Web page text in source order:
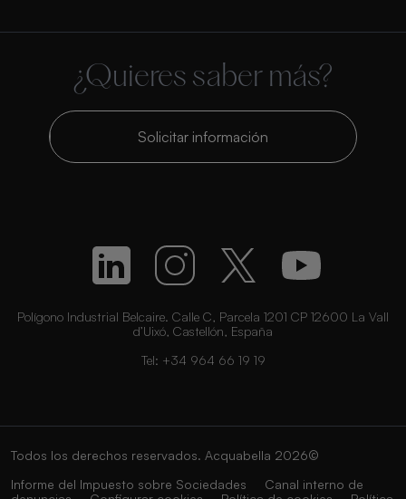
¿Quieres saber más?
Solicitar información
Polígono Industrial Belcaire. Calle C, Parcela 1201 CP 12600 La Vall
d’Uixó, Castellón, España
Tel: +34 964 66 19 19
Todos los derechos reservados. Acquabella 2026©
Informe del Impuesto sobre Sociedades
Canal interno de